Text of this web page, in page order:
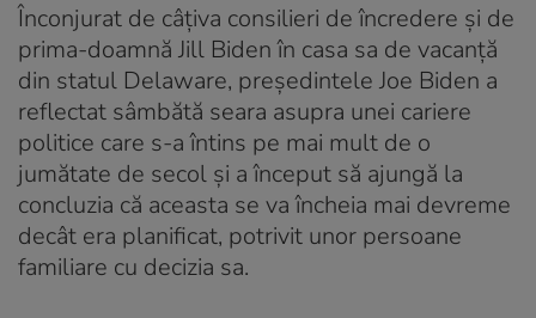
Înconjurat de câţiva consilieri de încredere şi de
prima-doamnă Jill Biden în casa sa de vacanţă
din statul Delaware, preşedintele Joe Biden a
reflectat sâmbătă seara asupra unei cariere
politice care s-a întins pe mai mult de o
jumătate de secol şi a început să ajungă la
concluzia că aceasta se va încheia mai devreme
decât era planificat, potrivit unor persoane
familiare cu decizia sa.